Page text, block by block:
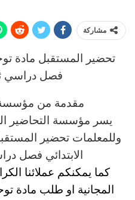
مشاركة
تحضير المستقبل مادة
فصل دراسي ثاني
مقدمة من مؤسسة
يسر مؤسسة التحاضير
وللمعلمات تحضير
الابتدائي فصل دراسي
كما يمكنكم عملائنا
المجانية او طلب مادة